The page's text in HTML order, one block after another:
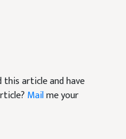
this article and have
Mailme your